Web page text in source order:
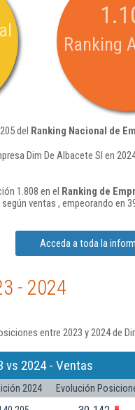
Ranking
del Ranking Nacional de
Dim De Albacete Sl en
1.808 en el Ranking de
según ventas , empeorando en
Acceda a toda la
- 2024
entre 2023 y 2024 de
vs 2024 - Ventas
2024
Evolución